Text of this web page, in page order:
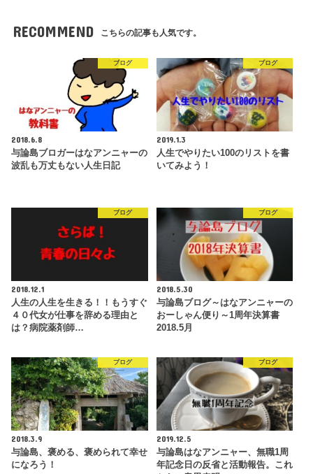
RECOMMEND こちらの記事も人気です。
ブログ
2018.6.8
与論島ブロガーはなアンニャーの
波乱も万丈もない人生日記
ブログ
2019.1.3
人生でやりたい100のリストを書
いてみよう！
ブログ
2018.12.1
人生の人生を生きる！！もうすぐ
４０代女が仕事を辞める理由と
は？病院薬剤師…
ブログ
2018.5.30
与論島ブログ～はなアンニャーの
おーしゃん便り～1周年決算書
2018.5月
ブログ
2018.3.9
与論島、褒める、褒められて幸せ
になろう！
ブログ
2019.12.5
与論島はなアンニャー、無職1周
年記念日の反省と活動報告。これ